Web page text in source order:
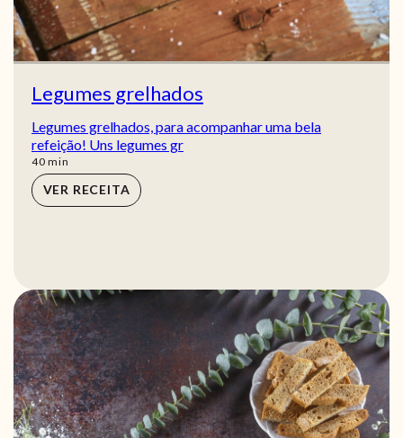
Legumes grelhados
Legumes grelhados, para acompanhar uma bela
refeição! Uns legumes gr
40min
min
VER RECEITA